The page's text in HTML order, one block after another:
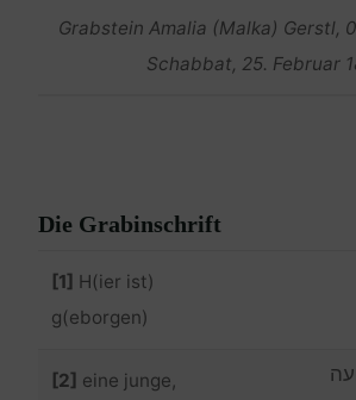
Grabstein Amalia (Malka) Gerstl,
Schabbat, 25. Februar
Die Grabinschrift
[1] H(ier ist)
g(eborgen)
[2] eine junge,